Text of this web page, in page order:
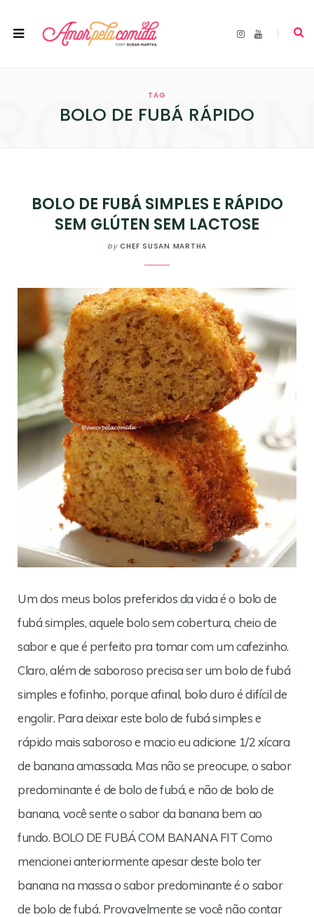
I
Y
TAG
BOLO DE FUBÁ RÁPIDO
BOLO DE FUBÁ SIMPLES E RÁPIDO
SEM GLÚTEN SEM LACTOSE
by CHEF SUSAN MARTHA
Um dos meus bolos preferidos da vida é o bolo de
fubá simples, aquele bolo sem cobertura, cheio de
sabor e que é perfeito pra tomar com um cafezinho.
Claro, além de saboroso precisa ser um bolo de fubá
simples e fofinho, porque afinal, bolo duro é difícil de
engolir. Para deixar este bolo de fubá simples e
rápido mais saboroso e macio eu adicione 1/2 xícara
de banana amassada. Mas não se preocupe, o sabor
predominante é de bolo de fubá, e não de bolo de
banana, você sente o sabor da banana bem ao
fundo. BOLO DE FUBÁ COM BANANA FIT Como
mencionei anteriormente apesar deste bolo ter
banana na massa o sabor predominante é o sabor
de bolo de fubá. Provavelmente se você não contar